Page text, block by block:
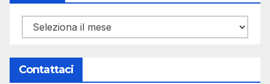
Archivi
Contattaci